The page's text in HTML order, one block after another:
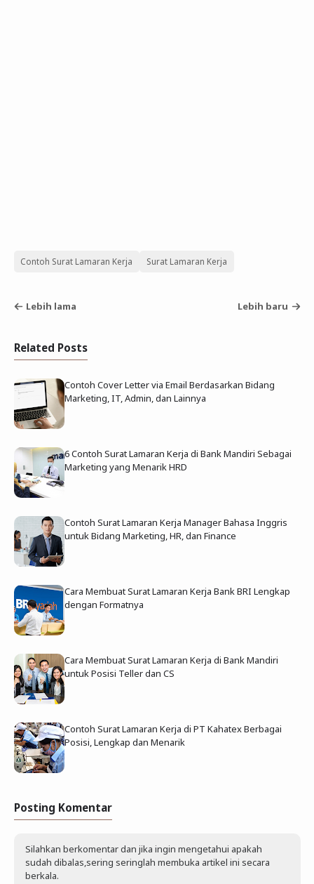
Contoh Surat Lamaran Kerja Surat Lamaran Kerja
Lebih lama Lebih baru
Related Posts
Contoh Cover Letter via Email Berdasarkan Bidang
Marketing, IT, Admin, dan Lainnya
6 Contoh Surat Lamaran Kerja di Bank Mandiri Sebagai
Marketing yang Menarik HRD
Contoh Surat Lamaran Kerja Manager Bahasa Inggris
untuk Bidang Marketing, HR, dan Finance
Cara Membuat Surat Lamaran Kerja Bank BRI Lengkap
dengan Formatnya
Cara Membuat Surat Lamaran Kerja di Bank Mandiri
untuk Posisi Teller dan CS
Contoh Surat Lamaran Kerja di PT Kahatex Berbagai
Posisi, Lengkap dan Menarik
Posting Komentar
Silahkan berkomentar dan jika ingin mengetahui apakah
sudah dibalas,sering seringlah membuka artikel ini secara
berkala.